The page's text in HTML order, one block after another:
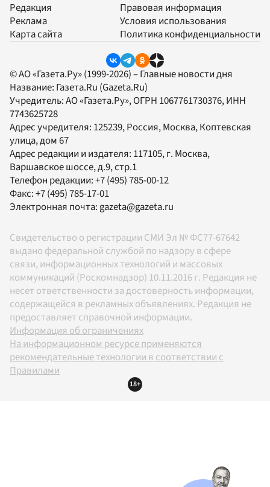
Редакция
Реклама
Карта сайта
Правовая информация
Условия использования
Политика конфиденциальности
© АО «Газета.Ру» (1999-2026) – Главные новости дня
Название: Газета.Ru (Gazeta.Ru)
Учредитель:АО «Газета.Ру», ОГРН 1067761730376, ИНН
7743625728
Адрес учредителя: 125239, Россия, Москва, Коптевская
улица, дом 67
Адрес редакции и издателя: 117105, г. Москва,
Варшавское шоссе, д.9, стр.1
Телефон редакции:+7 (495) 785-00-12
Факс:+7 (495) 785-17-01
Электронная почта:gazeta@gazeta.ru
Свидетельство о регистрации СМИ Эл № ФС77-67642
выдано федеральной службой по надзору в сфере
связи, информационных технологий и массовых
коммуникаций (Роскомнадзор) 10.11.2016 г. Редакция не
несет ответственности за достоверность информации,
содержащейся в рекламных объявлениях. Редакция не
предоставляет справочной информации.
Информация об ограничениях
На информационном ресурсе применяются
рекомендательные технологии в соответствии с
Правилами
18+